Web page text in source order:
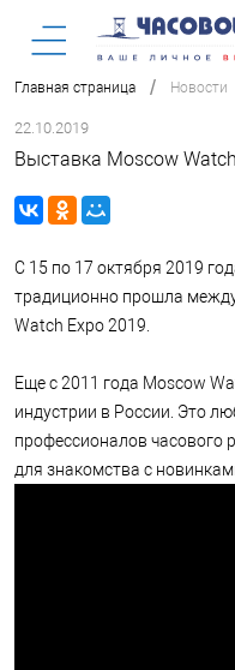
Главная страница / Новости
22.10.2019
Выставка Moscow
C 15 по 17 октября 2019
традиционно прошла
Watch Expo 2019.
Еще с 2011 года Moscow
индустрии в России. Это
профессионалов
для знакомства с